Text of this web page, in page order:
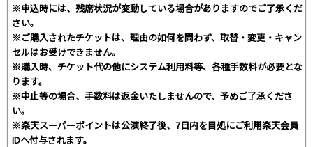
※申込時には、残席状況が変動している場合がありますのでご了承くだ
さい。
※ご購入されたチケットは、理由の如何を問わず、取替・変更・キャン
セルはお受けできません。
※購入時、チケット代の他にシステム利用料等、各種手数料が必要とな
ります。
※中止等の場合、手数料は返金いたしませんので、予めご了承くださ
い。
※楽天スーパーポイントは公演終了後、7日内を目処にご利用楽天会員
IDへ付与されます。